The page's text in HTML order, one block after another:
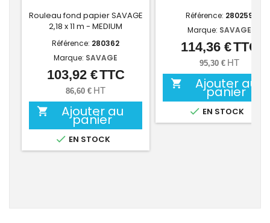
Rouleau fond papier SAVAGE
2,18 x 11 m - MEDIUM
Référence: 280362
Marque: SAVAGE
Prix
103,92 €TTC
86,60 € HT
 Ajouter au
panier
 EN STOCK
Référence: 280259
Marque: SAVAGE
Prix
114,36 €TTC
95,30 € HT
 Ajouter au
panier
 EN STOCK